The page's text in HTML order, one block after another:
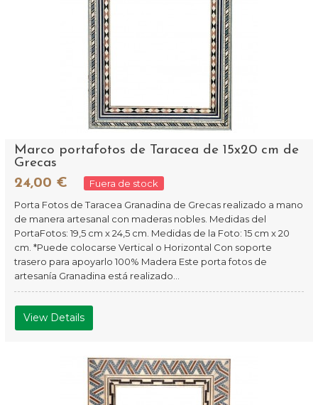
Marco portafotos de Taracea de 15x20 cm de
Grecas
24,00 €
Fuera de stock
Porta Fotos de Taracea Granadina de Grecas realizado a mano
de manera artesanal con maderas nobles. Medidas del
PortaFotos: 19,5 cm x 24,5 cm. Medidas de la Foto: 15 cm x 20
cm. *Puede colocarse Vertical o Horizontal Con soporte
trasero para apoyarlo 100% Madera Este porta fotos de
artesanía Granadina está realizado...
View Details